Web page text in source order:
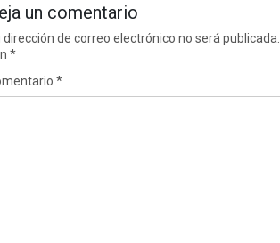
un comentario
dirección de correo electrónico no será publicada.
*
*